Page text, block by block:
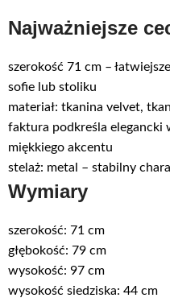
Najważniejsze
szerokość 71 cm –
sofie lub stoliku
materiał: tkanina velvet,
faktura podkreśla elegancki
miękkiego akcentu
stelaż: metal – stabilny
Wymiary
szerokość: 71 cm
głębokość: 79 cm
wysokość: 97 cm
wysokość siedziska: 44 cm